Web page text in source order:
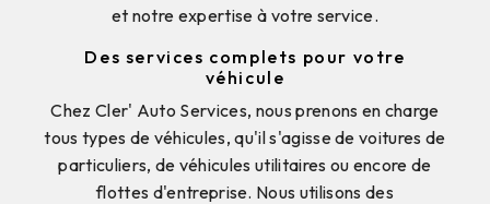
et notre expertise à votre service.
Des services complets pour votre
véhicule
Chez Cler' Auto Services, nous prenons en charge
tous types de véhicules, qu'il s'agisse de voitures de
particuliers, de véhicules utilitaires ou encore de
flottes d'entreprise. Nous utilisons des